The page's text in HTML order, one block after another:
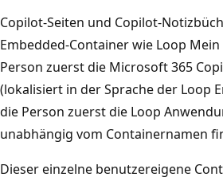
Copilot-Seiten und Copilot-
Embedded-Container wie Loop
Person zuerst die Microsoft 365
(lokalisiert in der Sprache der Loop
die Person zuerst die Loop
unabhängig vom Containernamen
Dieser einzelne benutzereigene